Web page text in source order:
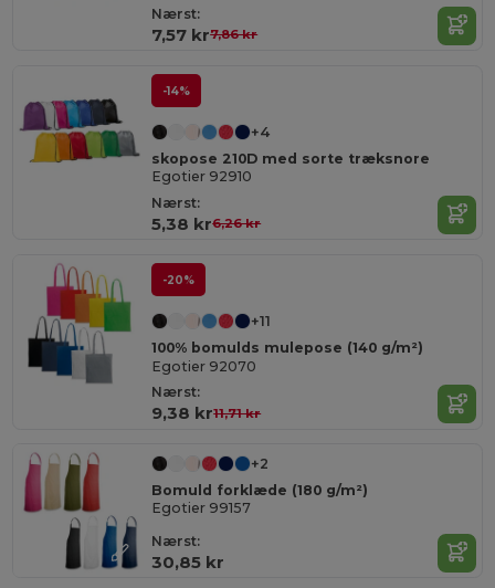
Nærst:
7,57 kr7,86 kr
-14%
+4
skopose 210D med sorte træksnore
Egotier 92910
Nærst:
5,38 kr6,26 kr
-20%
+11
100% bomulds mulepose (140 g/m²)
Egotier 92070
Nærst:
9,38 kr11,71 kr
+2
Bomuld forklæde (180 g/m²)
Egotier 99157
Nærst:
30,85 kr